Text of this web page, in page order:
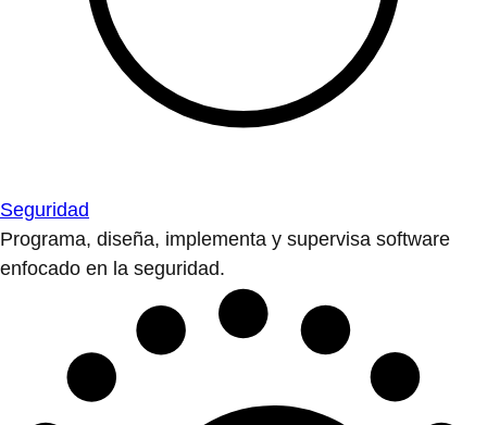
Seguridad
Programa, diseña, implementa y supervisa software
enfocado en la seguridad.